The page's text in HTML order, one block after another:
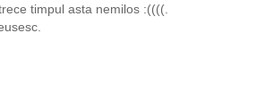
timpul asta nemilos :((((.